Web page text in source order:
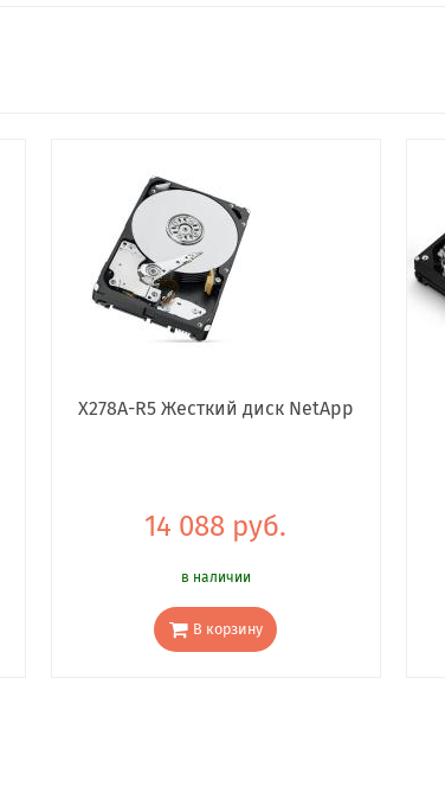
X278A-R5 Жесткий диск NetApp
14 088 руб.
в наличии
В корзину